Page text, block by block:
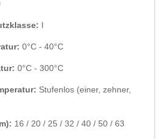
I
0°C - 40°C
0°C - 300°C
Stufenlos (einer, zehner,
16 / 20 / 25 / 32 / 40 / 50 / 63